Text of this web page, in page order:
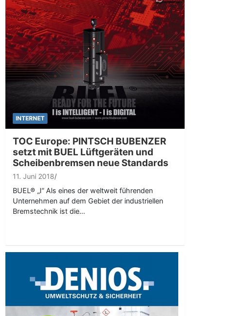
INTERNET
TOC Europe: PINTSCH BUBENZER
setzt mit BUEL Lüftgeräten und
Scheibenbremsen neue Standards
11. Juni 2018
BUEL® „I“ Als eines der weltweit führenden
Unternehmen auf dem Gebiet der industriellen
Bremstechnik ist die…